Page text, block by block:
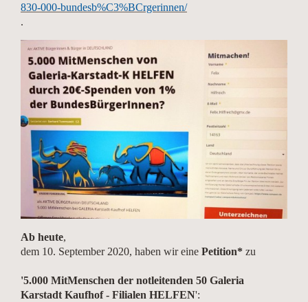
830-000-bundesb%C3%BCrgerinnen/
.
Ab heute,
dem 10. September 2020, haben wir eine Petition* zu
'5.000 MitMenschen der notleitenden 50 Galeria
Karstadt Kaufhof - Filialen HELFEN':